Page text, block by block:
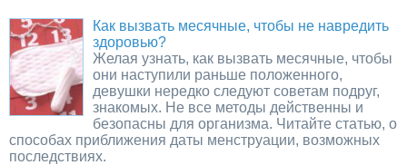
Как вызвать месячные, чтобы не навредить
здоровью?
Желая узнать, как вызвать месячные, чтобы
они наступили раньше положенного,
девушки нередко следуют советам подруг,
знакомых. Не все методы действенны и
безопасны для организма. Читайте статью, о
способах приближения даты менструации, возможных
последствиях.